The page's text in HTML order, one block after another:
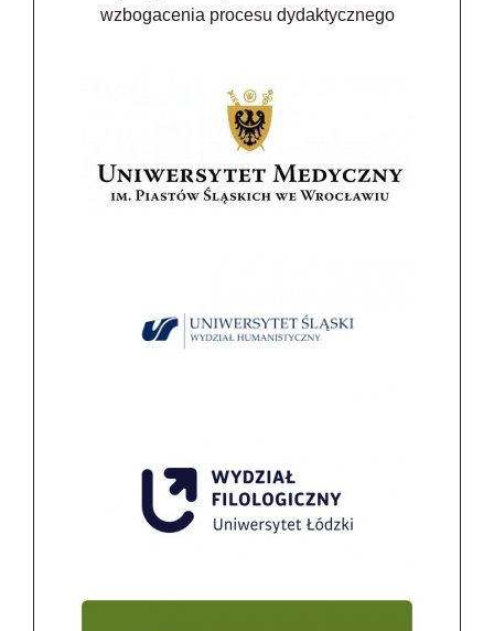
wzbogacenia procesu dydaktycznego